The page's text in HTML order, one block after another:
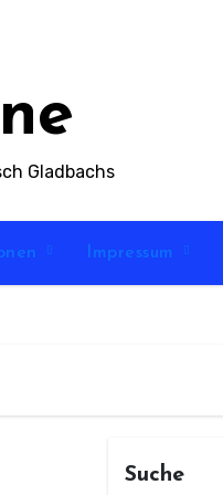
Gladbachs
Impressum
Suche